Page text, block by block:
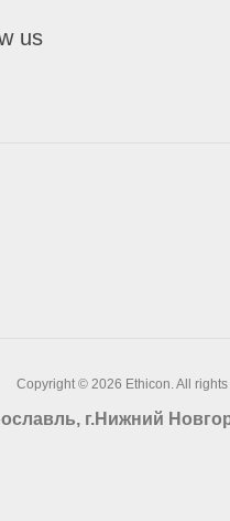
us
Copyright © 2026 Ethicon. All
г.Нижний